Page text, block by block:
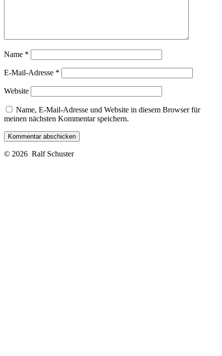
Name *
E-Mail-Adresse *
Website
Name, E-Mail-Adresse und Website in diesem Browser für
meinen nächsten Kommentar speichern.
© 2026 Ralf Schuster